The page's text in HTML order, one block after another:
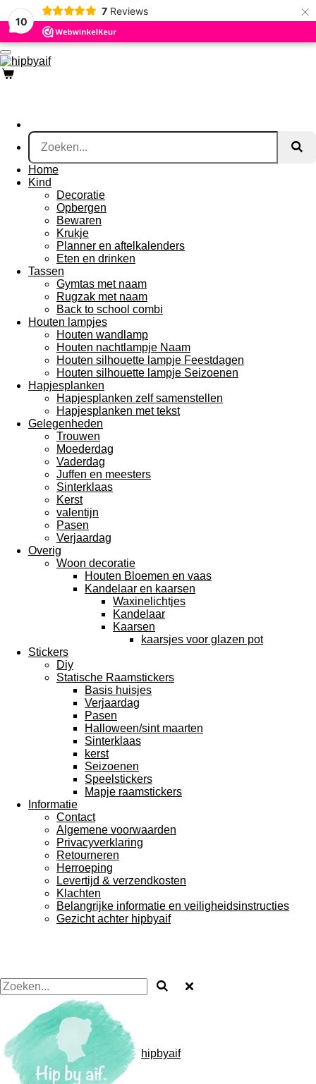
10
7 Reviews ×
Ga
direct
naar
de
hoofdinhoud
Home
Kind
Decoratie
Opbergen
Bewaren
Krukje
Planner en aftelkalenders
Eten en drinken
Tassen
Gymtas met naam
Rugzak met naam
Back to school combi
Houten lampjes
Houten wandlamp
Houten nachtlampje Naam
Houten silhouette lampje Feestdagen
Houten silhouette lampje Seizoenen
Hapjesplanken
Hapjesplanken zelf samenstellen
Hapjesplanken met tekst
Gelegenheden
Trouwen
Moederdag
Vaderdag
Juffen en meesters
Sinterklaas
Kerst
valentijn
Pasen
Verjaardag
Overig
Woon decoratie
Houten Bloemen en vaas
Kandelaar en kaarsen
Waxinelichtjes
Kandelaar
Kaarsen
kaarsjes voor glazen pot
Stickers
Diy
Statische Raamstickers
Basis huisjes
Verjaardag
Pasen
Halloween/sint maarten
Sinterklaas
kerst
Seizoenen
Speelstickers
Mapje raamstickers
Informatie
Contact
Algemene voorwaarden
Privacyverklaring
Retourneren
Herroeping
Levertijd & verzendkosten
Klachten
Belangrijke informatie en veiligheidsinstructies
Gezicht achter hipbyaif
hipbyaif